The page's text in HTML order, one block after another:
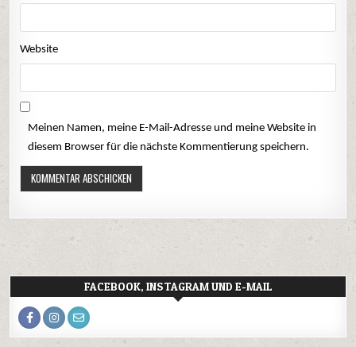
Website
Meinen Namen, meine E-Mail-Adresse und meine Website in
diesem Browser für die nächste Kommentierung speichern.
FACEBOOK, INSTAGRAM UND E-MAIL